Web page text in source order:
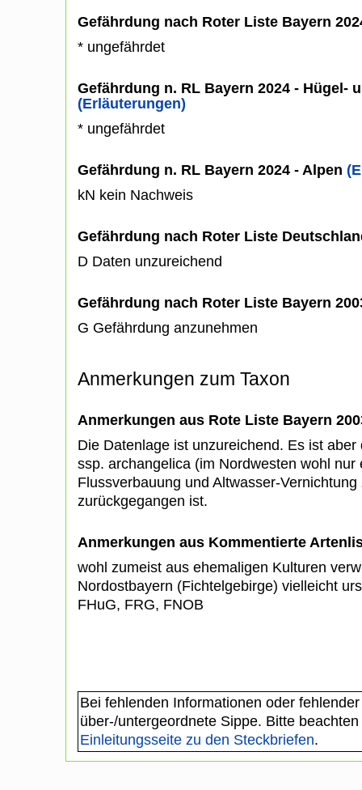
Gefährdung nach Roter Liste Bayern
* ungefährdet
Gefährdung n. RL Bayern 2024 - Hügel-
(Erläuterungen)
* ungefährdet
Gefährdung n. RL Bayern 2024 - Alpen
kN kein Nachweis
Gefährdung nach Roter Liste
D Daten unzureichend
Gefährdung nach Roter Liste Bayern
G Gefährdung anzunehmen
Anmerkungen zum Taxon
Anmerkungen aus Rote Liste Bayern
Die Datenlage ist unzureichend. Es ist
ssp. archangelica (im Nordwesten wohl
Flussverbauung und Altwasser-
zurückgegangen ist.
Anmerkungen aus Kommentierte
wohl zumeist aus ehemaligen Kulturen
Nordostbayern (Fichtelgebirge) vielleicht
FHuG, FRG, FNOB
Bei fehlenden Informationen oder
über-/untergeordnete Sippe. Bitte
Einleitungsseite zu den Steckbriefen.